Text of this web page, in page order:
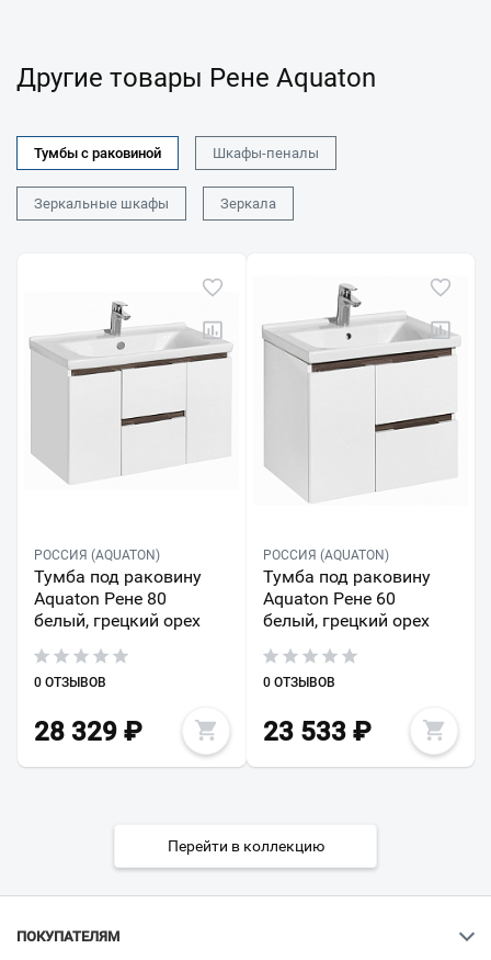
Другие товары Рене Aquaton
Тумбы с раковиной Шкафы-пеналы
Зеркальные шкафы Зеркала
РОССИЯ (AQUATON)
Тумба под раковину
Aquaton Рене 80
белый, грецкий орех
0 ОТЗЫВОВ
28 329 ₽
РОССИЯ (AQUATON)
Тумба под раковину
Aquaton Рене 60
белый, грецкий орех
0 ОТЗЫВОВ
23 533₽
Перейти в коллекцию
ПОКУПАТЕЛЯМ